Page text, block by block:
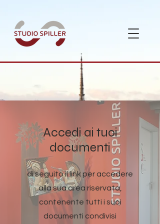
Accedi ai tuoi
documenti
di seguito il link per accedere
alla sua area riservata,
contenente tutti i suoi
documenti condivisi